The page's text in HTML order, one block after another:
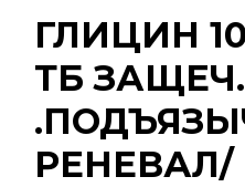
ГЛИЦИН
ТБ
РЕНЕВАЛ/